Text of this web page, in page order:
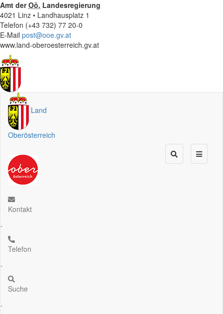
Amt derOö. Landesregierung
4021 Linz • Landhausplatz 1
Telefon (+43 732) 77 20-0
E-Mail post@ooe.gv.at
www.land-oberoesterreich.gv.at
Land
Oberösterreich
Kontakt
.
Telefon
.
Suche
.